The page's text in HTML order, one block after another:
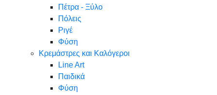
Πέτρα - Ξύλο
Πόλεις
Ριγέ
Φύση
Κρεμάστρες και Καλόγεροι
Line Art
Παιδικά
Φύση